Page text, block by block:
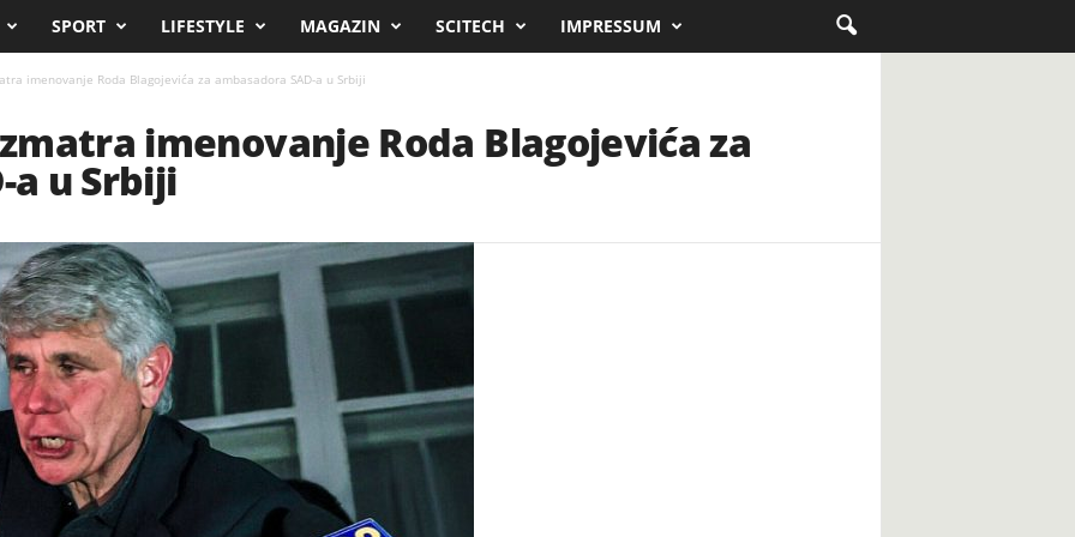
SPORT LIFESTYLE MAGAZIN SCITECH IMPRESSUM
imenovanje Roda Blagojevića za ambasadora SAD-a u Srbiji
imenovanje Roda Blagojevića za
a u Srbiji